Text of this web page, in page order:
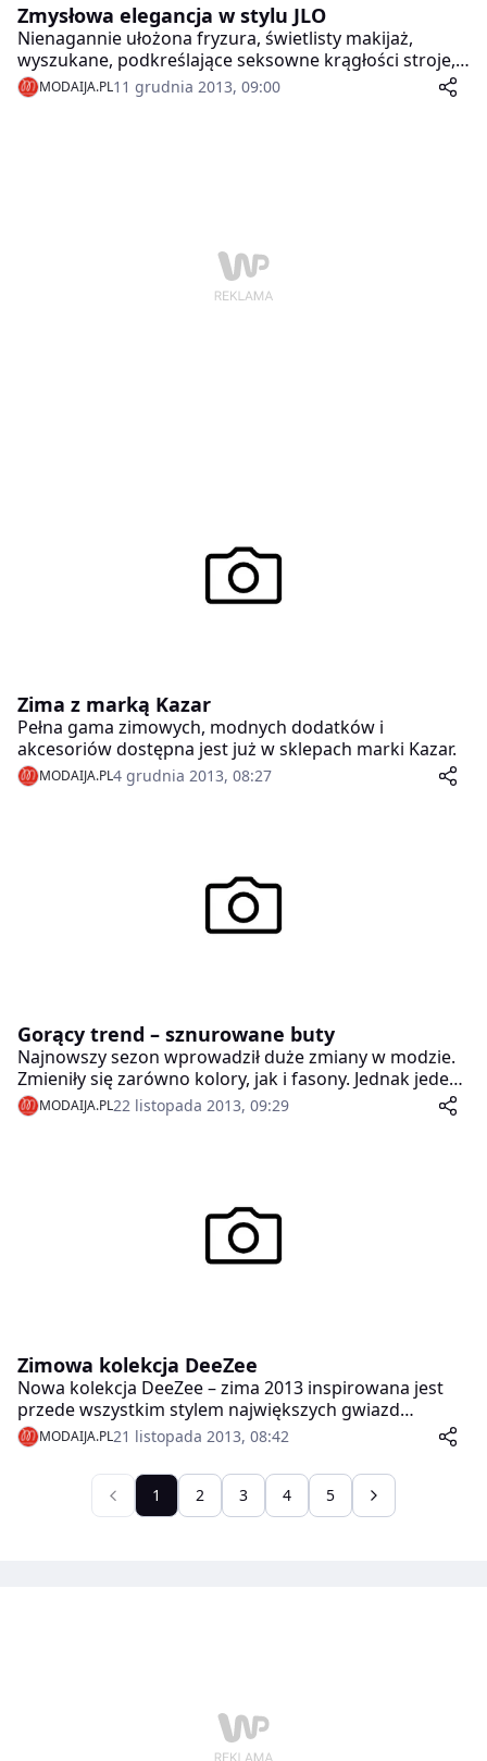
Zmysłowa elegancja w stylu JLO
Nienagannie ułożona fryzura, świetlisty makijaż,
wyszukane, podkreślające seksowne krągłości stroje,
ultrakobiece obuwie i dodatki to kwintesencja
przepojonego zmysłowością stylu najsłynniejszej
MODAIJA.PL11 grudnia 2013, 09:00
Zima z marką Kazar
Pełna gama zimowych, modnych dodatków i
akcesoriów dostępna jest już w sklepach marki Kazar.
MODAIJA.PL4 grudnia 2013, 08:27
Gorący trend – sznurowane buty
Najnowszy sezon wprowadził duże zmiany w modzie.
Zmieniły się zarówno kolory, jak i fasony. Jednak jeden
trend nadal pozostaje na topie – cały czas modne są
botki. W najnowszych kolekcjach możemy znaleźć
MODAIJA.PL22 listopada 2013, 09:29
Zimowa kolekcja DeeZee
Nowa kolekcja DeeZee – zima 2013 inspirowana jest
przede wszystkim stylem największych gwiazd
showbiznesu! Znajdziemy w niej wysokie kozaczki za
kolano, które pokochała Miley Cyrus, botki „cutout” w
stylu Rihanny, a także buty w stylu Timberlandów – te
kochamy wszyscy.
MODAIJA.PL21 listopada 2013, 08:42
1 2 3 4 5